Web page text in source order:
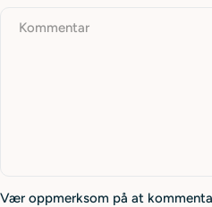
Vær oppmerksom på at